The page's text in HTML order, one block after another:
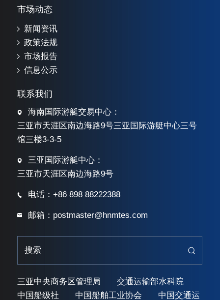
市场动态
新闻资讯
政策法规
市场报告
信息公示
联系我们
海南国际游艇交易中心：
三亚市天涯区南边海路9号三亚国际游艇中心三号
馆三楼3-3-5
三亚国际游艇中心：
三亚市天涯区南边海路9号
电话：+86 898 88222388
邮箱：postmaster@hnmtes.com
三亚中央商务区管理局
交通运输部水科院
中国船级社
中国船舶工业协会 中国交通运